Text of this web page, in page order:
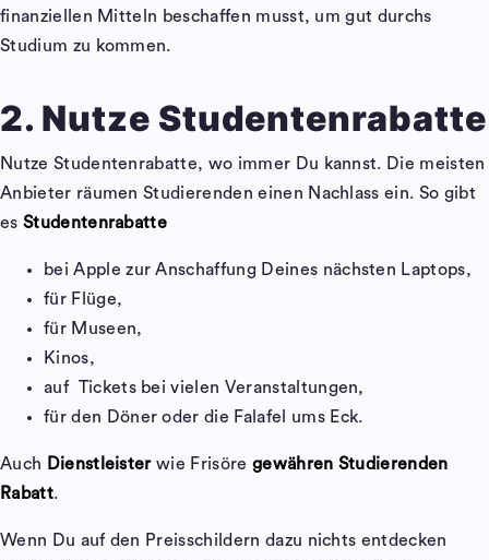
finanziellen Mitteln beschaffen musst, um gut durchs
Studium zu kommen.
2. Nutze Studentenrabatte
Nutze Studentenrabatte, wo immer Du kannst. Die meisten
Anbieter räumen Studierenden einen Nachlass ein. So gibt
es Studentenrabatte
bei Apple zur Anschaffung Deines nächsten Laptops,
für Flüge,
für Museen,
Kinos,
auf Tickets bei vielen Veranstaltungen,
für den Döner oder die Falafel ums Eck.
Auch Dienstleisterwie Frisöre gewähren Studierenden
Rabatt.
Wenn Du auf den Preisschildern dazu nichts entdecken